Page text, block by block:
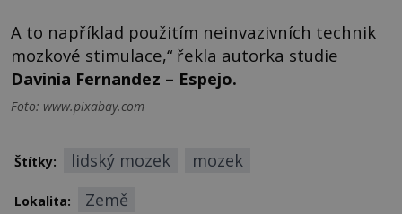
A to například použitím neinvazivních technik
mozkové stimulace,“ řekla autorka studie
Davinia Fernandez – Espejo.
Foto: www.pixabay.com
Štítky: lidský mozek mozek
Lokalita: Země